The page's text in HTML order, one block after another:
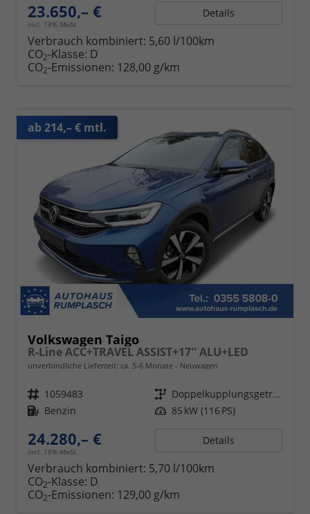
23.650,– €
incl. 19% MwSt.
Details
Verbrauch kombiniert: 5,60 l/100km
CO2-Klasse: D
CO2-Emissionen: 128,00 g/km
ab 214,– € mtl.
Volkswagen Taigo
R-Line ACC+TRAVEL ASSIST+17'' ALU+LED
unverbindliche Lieferzeit: ca. 5-6 Monate Neuwagen
Fahrzeugnr. 1059483 Getriebe
Doppelkupplungsgetriebe (DSG)
Kraftstoff Benzin Leistung 85 kW (116 PS)
24.280,– €
incl. 19% MwSt.
Details
Verbrauch kombiniert: 5,70 l/100km
CO2-Klasse: D
CO2-Emissionen: 129,00 g/km